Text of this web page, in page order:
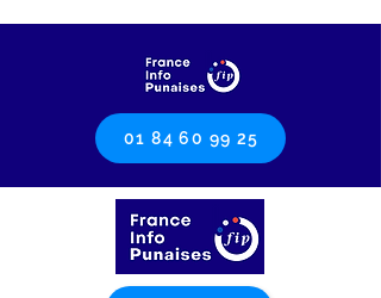
01 84 60 99 25